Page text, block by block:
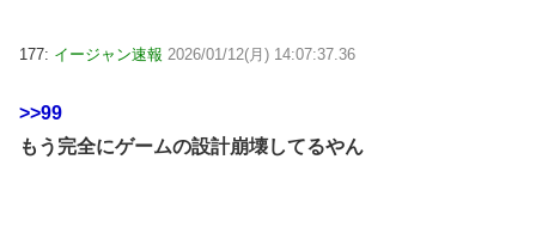
177: イージャン速報 2026/01/12(月) 14:07:37.36
>>99
もう完全にゲームの設計崩壊してるやん